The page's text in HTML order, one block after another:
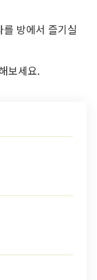
를 방에서 즐기실
보세요.